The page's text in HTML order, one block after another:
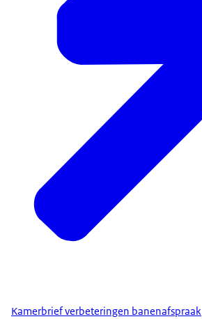
Kamerbrief verbeteringen banenafspraak